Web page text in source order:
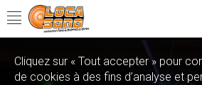
Cliquez sur « Tout accepter » pour
de cookies à des fins d’analyse et